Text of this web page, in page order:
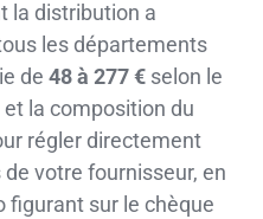
la distribution a
les départements
de 48 à 277 € selon le
la composition du
régler directement
votre fournisseur, en
figurant sur le chèque